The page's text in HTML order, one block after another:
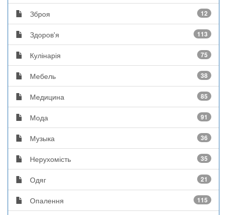
Зброя 12
Здоров'я 113
Кулінарія 75
Мебель 38
Медицина 85
Мода 91
Музыка 36
Нерухомість 35
Одяг 21
Опалення 115